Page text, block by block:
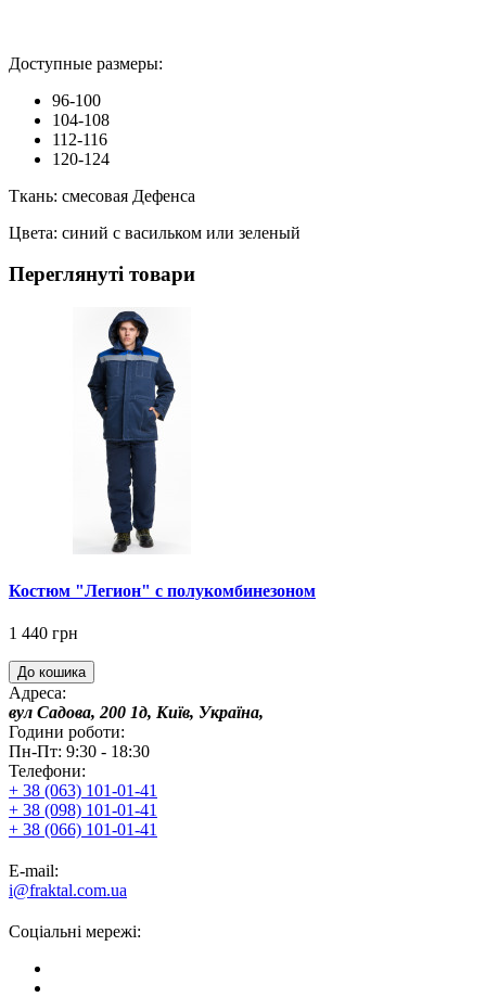
Доступные размеры:
96-100
104-108
112-116
120-124
Ткань: смесовая Дефенса
Цвета: синий с васильком или зеленый
Переглянуті товари
Костюм "Легион" с полукомбинезоном
1 440 грн
До кошика
Адреса:
вул Садова, 200 1д, Київ, Україна,
Години роботи:
Пн-Пт: 9:30 - 18:30
Телефони:
+ 38 (063) 101-01-41
+ 38 (098) 101-01-41
+ 38 (066) 101-01-41
E-mail:
i@fraktal.com.ua
Соціальні мережі: